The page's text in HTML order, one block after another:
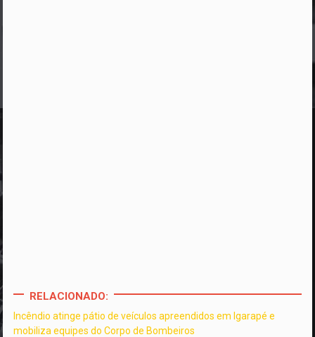
RELACIONADO:
Incêndio atinge pátio de veículos apreendidos em Igarapé e
mobiliza equipes do Corpo de Bombeiros